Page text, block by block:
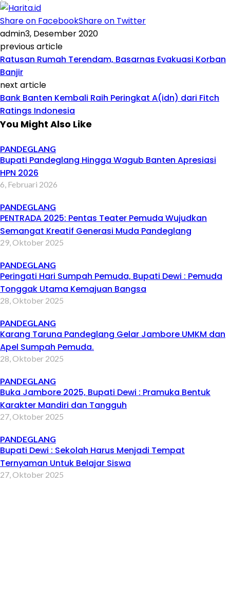
Share on FacebookShare on Twitter
admin3, Desember 2020
previous article
Ratusan Rumah Terendam, Basarnas Evakuasi Korban
Banjir
next article
Bank Banten Kembali Raih Peringkat A(idn) dari Fitch
Ratings Indonesia
You Might Also Like
PANDEGLANG
Bupati Pandeglang Hingga Wagub Banten Apresiasi
HPN 2026
6, Februari 2026
PANDEGLANG
PENTRADA 2025: Pentas Teater Pemuda Wujudkan
Semangat Kreatif Generasi Muda Pandeglang
29, Oktober 2025
PANDEGLANG
Peringati Hari Sumpah Pemuda, Bupati Dewi : Pemuda
Tonggak Utama Kemajuan Bangsa
28, Oktober 2025
PANDEGLANG
Karang Taruna Pandeglang Gelar Jambore UMKM dan
Apel Sumpah Pemuda.
28, Oktober 2025
PANDEGLANG
Buka Jambore 2025, Bupati Dewi : Pramuka Bentuk
Karakter Mandiri dan Tangguh
27, Oktober 2025
PANDEGLANG
Bupati Dewi : Sekolah Harus Menjadi Tempat
Ternyaman Untuk Belajar Siswa
27, Oktober 2025